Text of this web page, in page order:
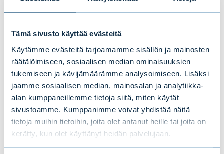
Tämä sivusto käyttää evästeitä
Käytämme evästeitä tarjoamamme sisällön ja mainosten
räätälöimiseen, sosiaalisen median ominaisuuksien
tukemiseen ja kävijämäärämme analysoimiseen. Lisäksi
jaamme sosiaalisen median, mainosalan ja analytiikka-
alan kumppaneillemme tietoja siitä, miten käytät
sivustoamme. Kumppanimme voivat yhdistää näitä
tietoja muihin tietoihin, joita olet antanut heille tai joita on
kerätty, kun olet käyttänyt heidän palvelujaan.
Kiinteistöt
nousuun pitkään jatkuneen hiljaiselon
jälkeen, ja tuotto-odotukset ovat lähivuosille
keskimääräistä korkeammat.” –Tero
Tuominen, Head of Real Estate
Lue lisää kiinteistösijoituksista